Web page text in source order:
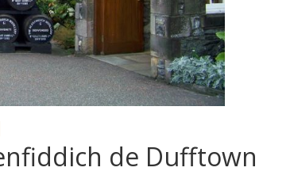
de Dufftown